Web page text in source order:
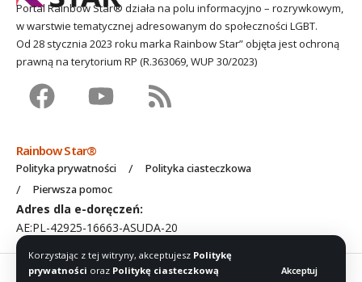
Korzystając z tej witryny, akceptujesz Politykę
prywatności oraz Politykę ciasteczkową
Akceptuj
Portal Rainbow Star® działa na polu informacyjno – rozrywkowym,
w warstwie tematycznej adresowanym do społeczności LGBT.
Od 28 stycznia 2023 roku marka Rainbow Star” objęta jest ochroną
prawną na terytorium RP (R.363069, WUP 30/2023)
Rainbow Star®
Polityka prywatności
Polityka ciasteczkowa
Pierwsza pomoc
Adres dla e-doręczeń:
AE:PL-42925-16663-ASUDA-20
2016 – 2026 © Rainbow Star® c/oStardar Media
. Wszelkie prawa